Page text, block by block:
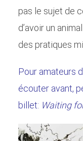
pas le sujet de
d’avoir un
des pratiques
Pour amateurs
écouter avant,
billet: Waiting